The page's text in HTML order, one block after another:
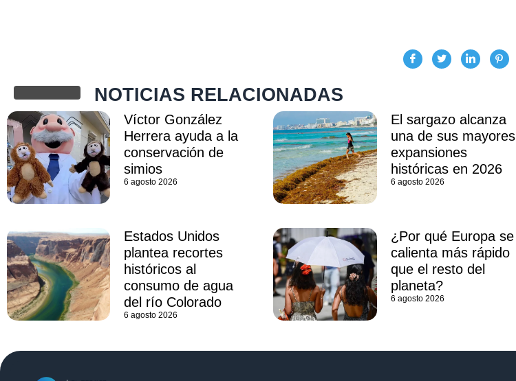
NOTICIAS RELACIONADAS
Víctor González
Herrera ayuda a la
conservación de
simios
6 agosto 2026
El sargazo alcanza
una de sus mayores
expansiones
históricas en 2026
6 agosto 2026
Estados Unidos
plantea recortes
históricos al
consumo de agua
del río Colorado
6 agosto 2026
¿Por qué Europa se
calienta más rápido
que el resto del
planeta?
6 agosto 2026